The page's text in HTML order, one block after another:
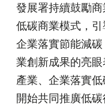
發展署持續鼓勵
低碳商業模式，
企業落實節能減
業創新成果的亮
產業、企業落實
開始共同推廣低